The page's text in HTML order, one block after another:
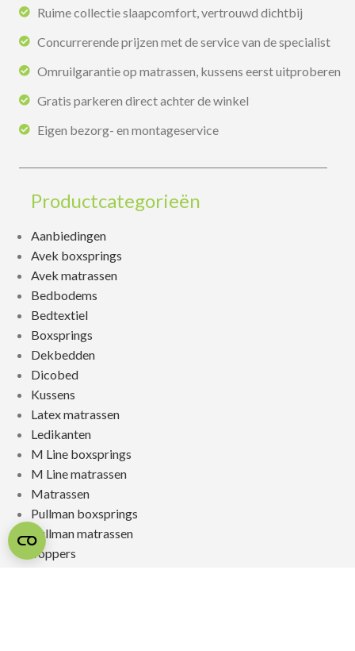
Ruime collectie slaapcomfort, vertrouwd dichtbij
Concurrerende prijzen met de service van de specialist
Omruilgarantie op matrassen, kussens eerst uitproberen
Gratis parkeren direct achter de winkel
Eigen bezorg- en montageservice
Productcategorieën
Aanbiedingen
Avek boxsprings
Avek matrassen
Bedbodems
Bedtextiel
Boxsprings
Dekbedden
Dicobed
Kussens
Latex matrassen
Ledikanten
M Line boxsprings
M Line matrassen
Matrassen
Pullman boxsprings
Pullman matrassen
Toppers